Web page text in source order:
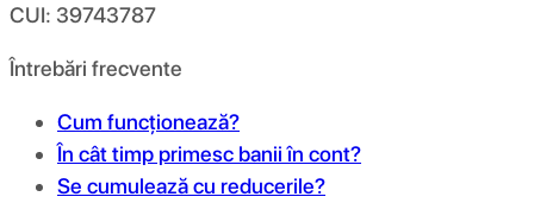
CUI: 39743787
Întrebări frecvente
Cum funcționează?
În cât timp primesc banii în cont?
Se cumulează cu reducerile?